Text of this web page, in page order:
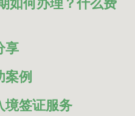
如何办理？什么费
享
案例
境签证服务